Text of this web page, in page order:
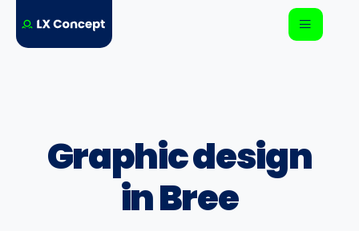
Graphic design
in Bree